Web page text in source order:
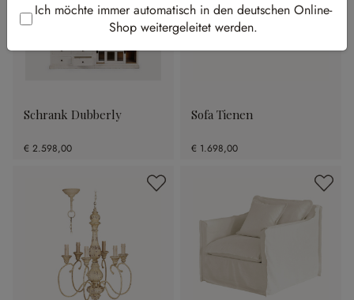
Schrank Dubberly
€ 2.598,00
Sofa Tienen
€ 1.698,00
Ich möchte immer automatisch in den deutschen Online-
Shop weitergeleitet werden.